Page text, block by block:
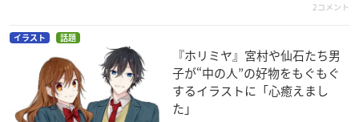
2コメント
イラスト 話題
『ホリミヤ』宮村や仙石たち男
子が“中の人”の好物をもぐもぐ
するイラストに「心癒えまし
た」